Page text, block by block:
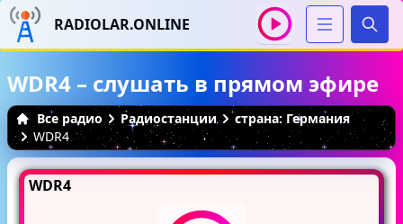
RADIOLAR.ONLINE
WDR4 – слушать в прямом эфире
Все радио Радиостанции
страна: Германия
WDR4
WDR4